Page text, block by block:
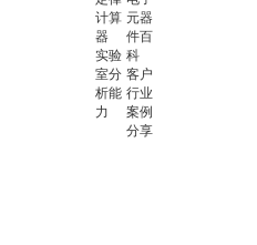
计算
器
实验
室分
析能
力
元器
件百
科
客户
行业
案例
分享